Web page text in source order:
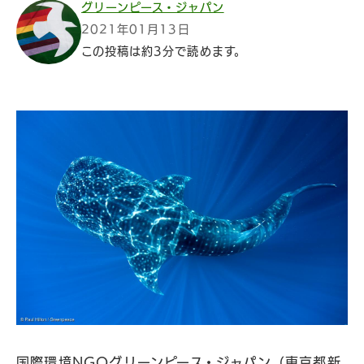
グリーンピース・ジャパン
2021年01月13日
この投稿は約3分で読めます。